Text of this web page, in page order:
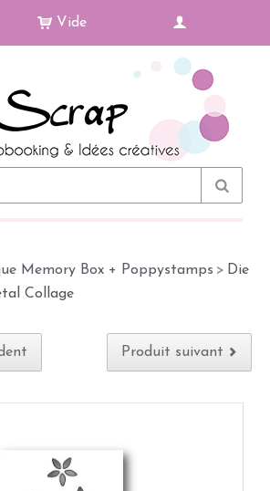
Vide
Memory Box + Poppystamps > Die
Collage
Produit suivant